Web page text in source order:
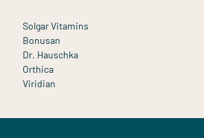
Solgar Vitamins
Bonusan
Dr. Hauschka
Orthica
Viridian